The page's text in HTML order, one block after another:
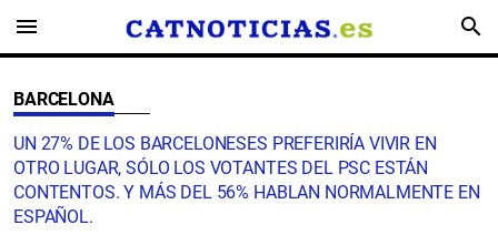
menu search
BARCELONA
UN 27% DE LOS BARCELONESES PREFERIRÍA VIVIR EN
OTRO LUGAR, SÓLO LOS VOTANTES DEL PSC ESTÁN
CONTENTOS. Y MÁS DEL 56% HABLAN NORMALMENTE EN
ESPAÑOL.